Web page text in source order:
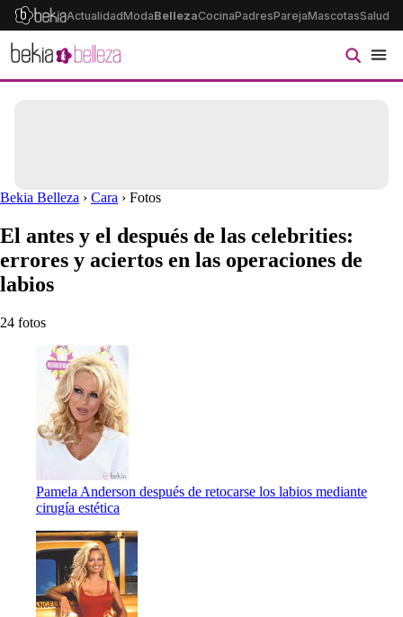
ActualidadModaBellezaCocinaPadresParejaMascotasSalud
Bekia Belleza › Cara › Fotos
El antes y el después de las celebrities:
errores y aciertos en las operaciones de
labios
24 fotos
Pamela Anderson después de retocarse los labios mediante
cirugía estética